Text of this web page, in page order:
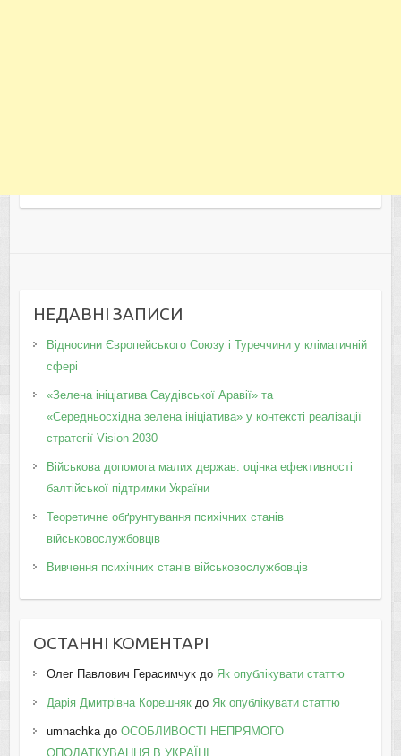
НЕДАВНІ ЗАПИСИ
Відносини Європейського Союзу і Туреччини у кліматичній
сфері
«Зелена ініціатива Саудівської Аравії» та
«Середньосхідна зелена ініціатива» у контексті реалізації
стратегії Vision 2030
Військова допомога малих держав: оцінка ефективності
балтійської підтримки України
Теоретичне обґрунтування психічних станів
військовослужбовців
Вивчення психічних станів військовослужбовців
ОСТАННІ КОМЕНТАРІ
Олег Павлович Герасимчукдо Як опублікувати статтю
Дарія Дмитрівна Корешнякдо Як опублікувати статтю
umnachkaдо ОСОБЛИВОСТІ НЕПРЯМОГО
ОПОДАТКУВАННЯ В УКРАЇНІ